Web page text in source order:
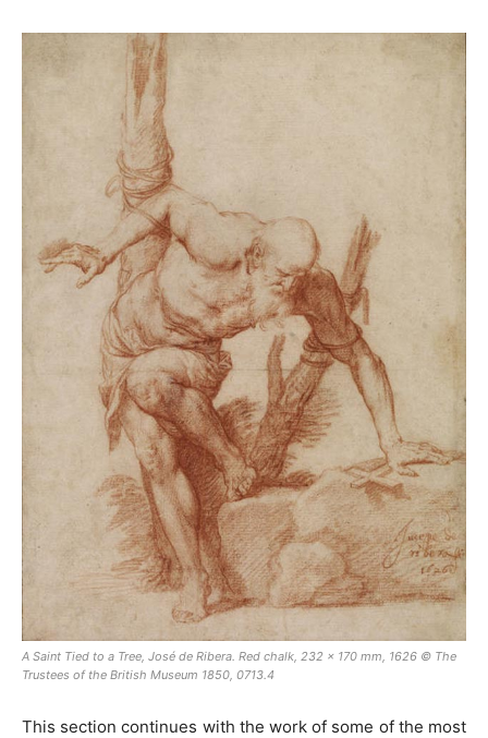
A Saint Tied to a Tree , José de Ribera. Red chalk, 232 x 170 mm, 1626 © The
Trustees of the British Museum 1850, 0713.4
This section continues with the work of some of the most